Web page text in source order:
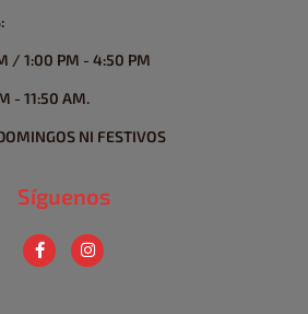
/ 1:00 PM - 4:50 PM
- 11:50 AM.
NI FESTIVOS
Síguenos